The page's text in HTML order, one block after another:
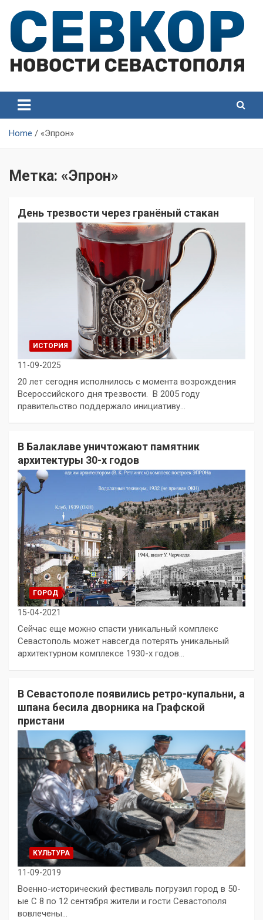
content
Севастополя
Севастополя
Home «Эпрон»
Метка: «Эпрон»
День трезвости через гранёный стакан
ИСТОРИЯ
11-09-2025
20 лет сегодня исполнилось с момента возрождения
Всероссийского дня трезвости. В 2005 году
правительство поддержало инициативу…
В Балаклаве уничтожают памятник
архитектуры 30-х годов
ГОРОД
15-04-2021
Сейчас еще можно спасти уникальный комплекс
Севастополь может навсегда потерять уникальный
архитектурном комплексе 1930-х годов…
В Севастополе появились ретро-купальни, а
шпана бесила дворника на Графской
пристани
КУЛЬТУРА
11-09-2019
Военно-исторический фестиваль погрузил город в 50-
ые С 8 по 12 сентября жители и гости Севастополя
вовлечены…